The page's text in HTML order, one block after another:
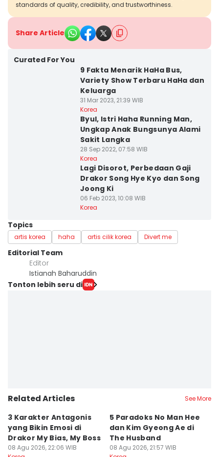
standards of quality, credibility, and trustworthiness.
Share Article
Curated For You
9 Fakta Menarik HaHa Bus,
Variety Show Terbaru HaHa dan
Keluarga
31 Mar 2023, 21:39 WIB
Korea
Byul, Istri Haha Running Man,
Ungkap Anak Bungsunya Alami
Sakit Langka
28 Sep 2022, 07:58 WIB
Korea
Lagi Disorot, Perbedaan Gaji
Drakor Song Hye Kyo dan Song
Joong Ki
06 Feb 2023, 10:08 WIB
Korea
Topics
artis korea haha artis cilik korea Divert me
Editorial Team
Editor
Istianah Baharuddin
Tonton lebih seru di
Related Articles See More
3 Karakter Antagonis
yang Bikin Emosi di
Drakor My Bias, My Boss
08 Agu 2026, 22:06 WIB
5 Paradoks No Man Hee
dan Kim Gyeong Ae di
The Husband
08 Agu 2026, 21:57 WIB